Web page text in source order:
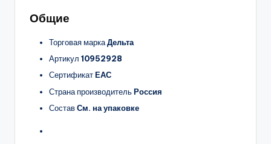
Общие
Торговая маркаДельта
Артикул 10952928
СертификатЕАС
Страна производительРоссия
СоставСм. на упаковке